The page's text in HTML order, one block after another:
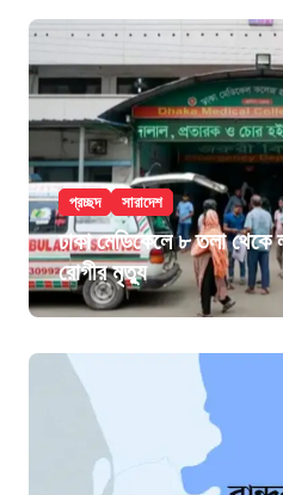
প্রচ্ছদ সারাদেশ
ঢাকা মেডিকেলে ৮ তলা থেকে
রোগীর মৃত্যু